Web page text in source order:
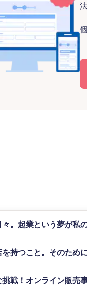
。起業という夢が私
持つこと。そのため
戦！オンライン販売